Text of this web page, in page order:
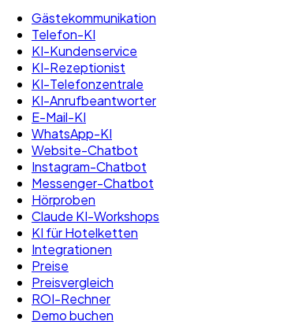
Gästekommunikation
Telefon-KI
KI-Kundenservice
KI-Rezeptionist
KI-Telefonzentrale
KI-Anrufbeantworter
E-Mail-KI
WhatsApp-KI
Website-Chatbot
Instagram-Chatbot
Messenger-Chatbot
Hörproben
Claude KI-Workshops
KI für Hotelketten
Integrationen
Preise
Preisvergleich
ROI-Rechner
Demo buchen